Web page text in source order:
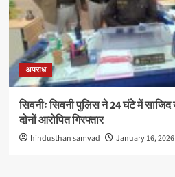
अपराध
सिवनीः सिवनी पुलिस ने 24 घंटे में
दोनों आरोपित गिरफ्तार
hindusthan samvad January 16, 2026